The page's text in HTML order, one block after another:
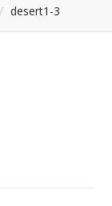
desert1-3